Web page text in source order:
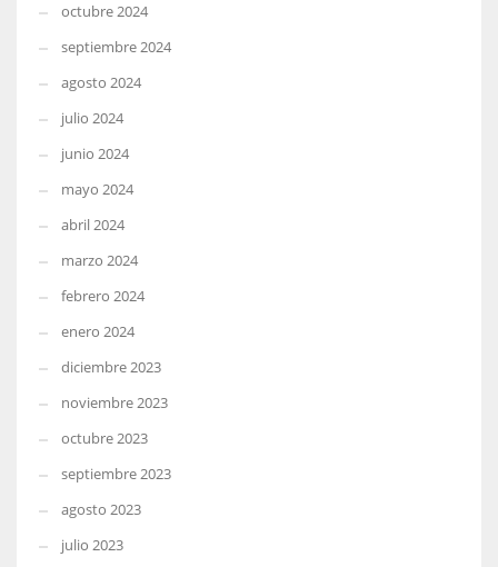
octubre 2024
septiembre 2024
agosto 2024
julio 2024
junio 2024
mayo 2024
abril 2024
marzo 2024
febrero 2024
enero 2024
diciembre 2023
noviembre 2023
octubre 2023
septiembre 2023
agosto 2023
julio 2023